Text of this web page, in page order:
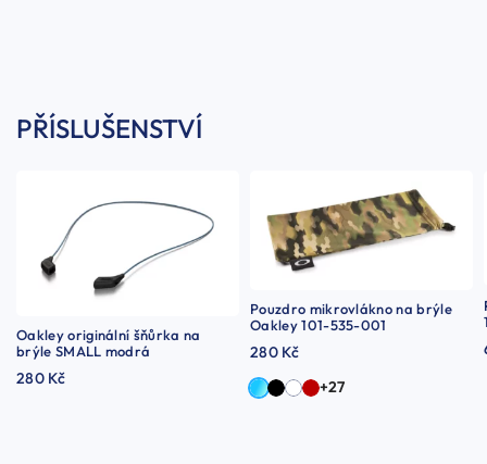
PŘÍSLUŠENSTVÍ
Oakley originální šňůrka na
brýle SMALL modrá
280 Kč
Pouzdro mikrovlákno na brýle
Oakley 101-535-001
280 Kč
+27